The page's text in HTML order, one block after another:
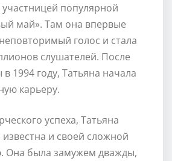
участницей популярной
май». Там она впервые
голос и стала
слушателей. После
1994 году, Татьяна начала
карьеру.
успеха, Татьяна
и своей сложной
Она была замужем дважды,